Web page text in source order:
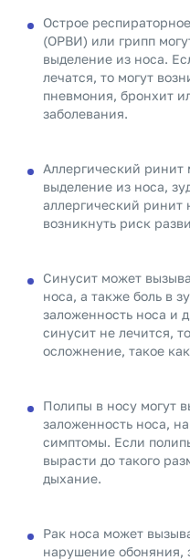
Острое
(ОРВИ) или грипп
выделение из носа.
лечатся, то могут
пневмония, бронхит
заболевания.
Аллергический ринит
выделение из носа,
аллергический ринит
возникнуть риск
Синусит может
носа, а также боль в
заложенность носа и
синусит не лечится,
осложнение, такое
Полипы в носу могут
заложенность носа,
симптомы. Если
вырасти до такого
дыхание.
Рак носа может
нарушение обоняния,